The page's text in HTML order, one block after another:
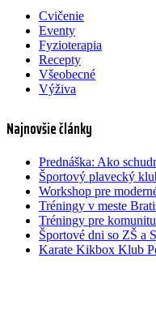
Cvičenie
Eventy
Fyzioterapia
Recepty
Všeobecné
Výživa
Najnovšie články
Prednáška: Ako
Športový plavecký
Workshop pre
Tréningy v meste
Tréningy pre
Športové dni so ZŠ a
Karate Kikbox Klub